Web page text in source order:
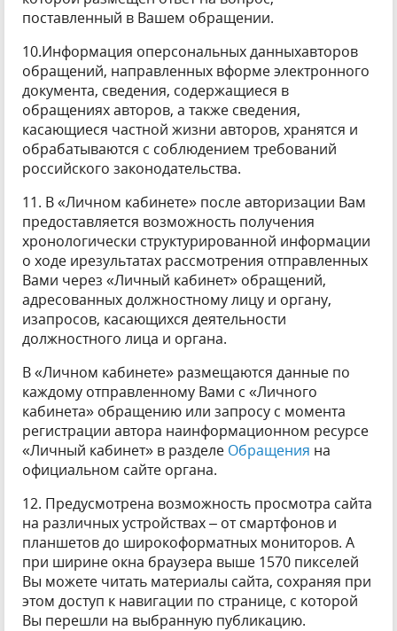
поставленный в Вашем обращении.
10.Информация оперсональных данныхавторов
обращений, направленных вформе электронного
документа, сведения, содержащиеся в
обращениях авторов, а также сведения,
касающиеся частной жизни авторов, хранятся и
обрабатываются с соблюдением требований
российского законодательства.
11. В «Личном кабинете» после авторизации Вам
предоставляется возможность получения
хронологически структурированной информации
о ходе ирезультатах рассмотрения отправленных
Вами через «Личный кабинет» обращений,
адресованных должностному лицу и органу,
изапросов, касающихся деятельности
должностного лица и органа.
В «Личном кабинете» размещаются данные по
каждому отправленному Вами с «Личного
кабинета» обращению или запросу с момента
регистрации автора наинформационном ресурсе
«Личный кабинет» в разделе Обращения на
официальном сайте органа.
12. Предусмотрена возможность просмотра сайта
на различных устройствах – от смартфонов и
планшетов до широкоформатных мониторов. А
при ширине окна браузера выше 1570 пикселей
Вы можете читать материалы сайта, сохраняя при
этом доступ к навигации по странице, с которой
Вы перешли на выбранную публикацию.